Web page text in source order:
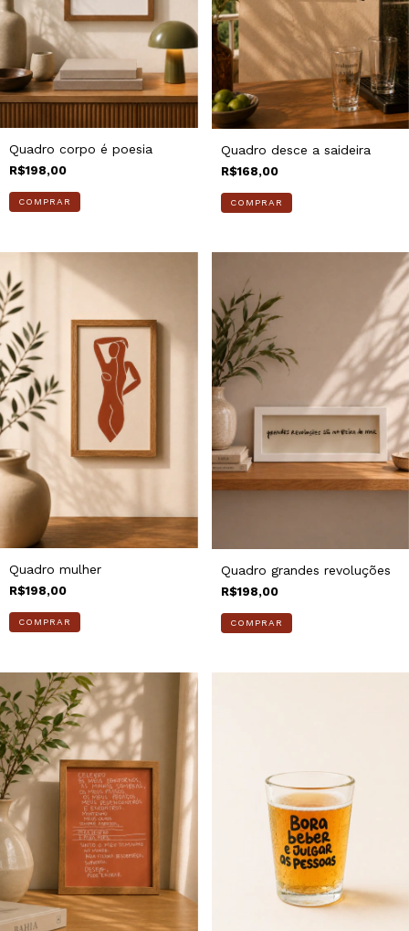
Quadro corpo é poesia
R$198,00
COMPRAR
Quadro desce a saideira
R$168,00
Quadro mulher
R$198,00
Quadro grandes revoluções
R$198,00